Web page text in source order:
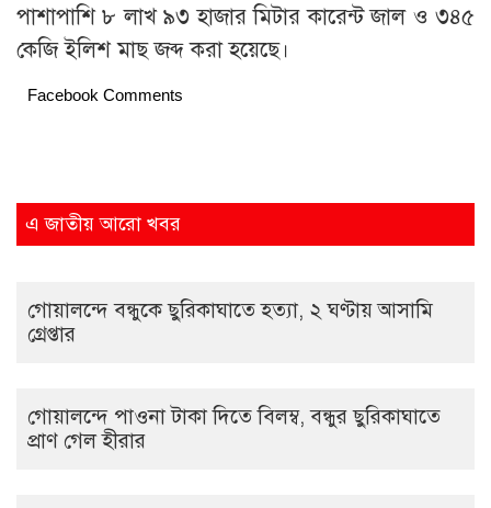
পাশাপাশি ৮ লাখ ৯৩ হাজার মিটার কারেন্ট জাল ও ৩৪৫
কেজি ইলিশ মাছ জব্দ করা হয়েছে।
Facebook Comments
এ জাতীয় আরো খবর
গোয়ালন্দে বন্ধুকে ছুরিকাঘাতে হত্যা, ২ ঘণ্টায় আসামি
গ্রেপ্তার
গোয়ালন্দে পাওনা টাকা দিতে বিলম্ব, বন্ধুর ছুরিকাঘাতে
প্রাণ গেল হীরার